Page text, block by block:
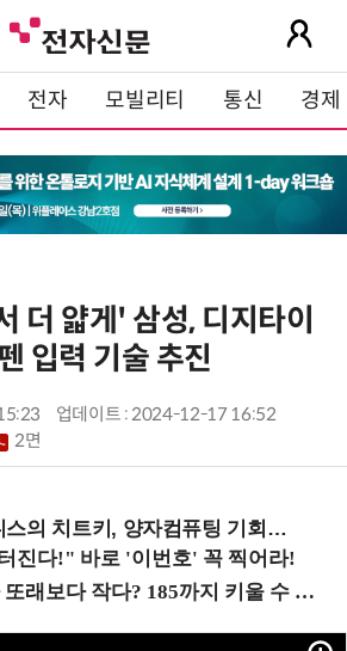
전자 모빌리티 통신 경제
더 얇게' 삼성, 디지타이
입력 기술 추진
업데이트 : 2024-12-17 16:52
2면
, 양자컴퓨팅 기회를 선점하라! (8/28 강남역)